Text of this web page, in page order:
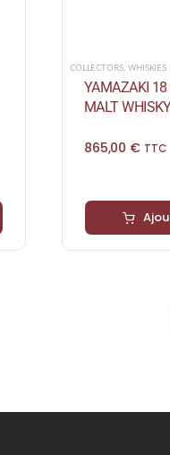
COLLECTORS,
YAMAZAKI 18
MALT
865,00 € TTC